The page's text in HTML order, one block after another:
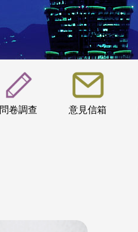
問卷調查 意見信箱
:::